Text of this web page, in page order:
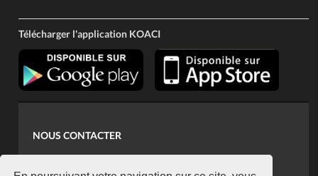
Télécharger l'application KOACI
NOUS CONTACTER